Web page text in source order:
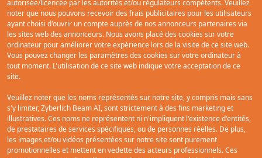
instruments financiers MiFID II est interdite dans l'UE, sauf lorsque
autorisée/licencée par les autorités et/ou régulateurs compétents. Veuillez
noter que nous pouvons recevoir des frais publicitaires pour les utilisateurs
ayant choisi d'ouvrir un compte auprès de nos annonceurs partenaires via
les sites web des annonceurs. Nous avons placé des cookies sur votre
ordinateur pour améliorer votre expérience lors de la visite de ce site web.
Vous pouvez changer les paramètres des cookies sur votre ordinateur à
tout moment. L'utilisation de ce site web indique votre acceptation de ce
Veuillez noter que les noms représentés sur notre site, y compris mais
sans s'y limiter, Zyberlich Beam AI, sont strictement à des fins marketing et
illustratives. Ces noms ne représentent ni n'impliquent l'existence d'entités,
de prestataires de services spécifiques, ou de personnes réelles. De plus,
les images et/ou vidéos présentées sur notre site sont purement